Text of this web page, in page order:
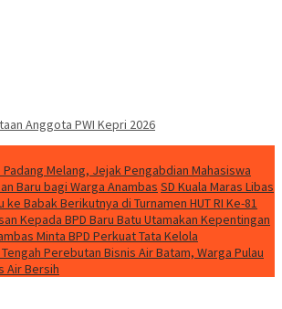
Anggota PWI Kepri 2026
Melang, Jejak Pengabdian Mahasiswa
Baru bagi Warga Anambas SD Kuala Maras Libas
ke Babak Berikutnya di Turnamen HUT RI Ke-81
Kepada BPD Baru Batu Utamakan Kepentingan
Minta BPD Perkuat Tata Kelola
Tengah Perebutan Bisnis Air Batam, Warga Pulau
Air Bersih